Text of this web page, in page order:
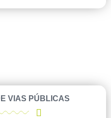
VIAS PÚBLICAS